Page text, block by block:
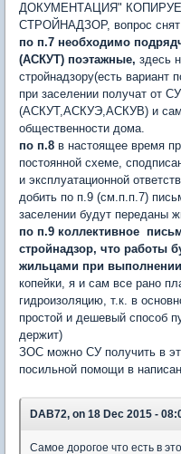
ДОКУМЕНТАЦИЯ"
СТРОЙНАДЗОР, вопрос снят
по п.7 необходимо
(АСКУТ) поэтажные, здесь
стройнадзору(есть вариант
при заселении получат от
(АСКУТ,АСКУЭ,АСКУВ) и
общественности дома.
по п.8 в настоящее время
постоянной схеме,
и эксплуатационной
добить по п.9 (см.п.п.7)
заселении будут переданы
по п.9 коллективное
стройнадзор, что работы
жильцами при
копейки, я и сам все рано
гидроизоляцию, т.к. в
простой и дешевый способ
держит)
ЗОС можно СУ получить в
посильной помощи в
DAB72, on 18 Dec 2015 -
Самое дорогое что есть в